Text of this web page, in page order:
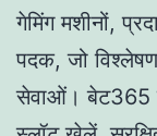
गेमिंग मशीनों,
पदक, जो
सेवाओं। बेट365